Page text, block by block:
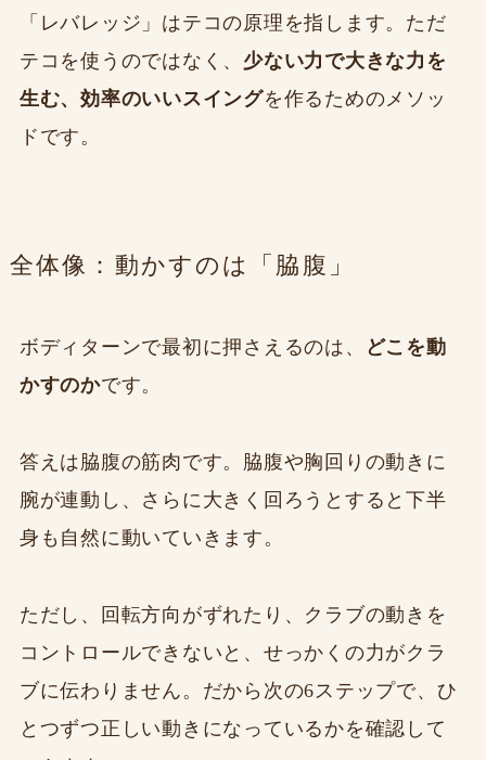
「レバレッジ」はテコの原理を指します。ただ
テコを使うのではなく、 少ない力で大きな力を
生む、効率のいいスイングを作るためのメソッ
ドです。
全体像：動かすのは「脇腹」
ボディターンで最初に押さえるのは、
どこを動
かすのかです。
答えは脇腹の筋肉です。脇腹や胸回りの動きに
腕が連動し、さらに大きく回ろうとすると下半
身も自然に動いていきます。
ただし、回転方向がずれたり、クラブの動きを
コントロールできないと、せっかくの力がクラ
ブに伝わりません。だから次の6ステップで、ひ
とつずつ正しい動きになっているかを確認して